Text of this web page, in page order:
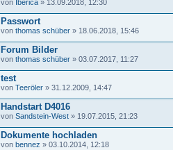
von Iberica » 13.09.2018, 12:30
Passwort
von thomas schüber » 18.06.2018, 15:46
Forum Bilder
von thomas schüber » 03.07.2017, 11:27
test
von Teeröler » 31.12.2009, 14:47
Handstart D4016
von Sandstein-West » 19.07.2015, 21:23
Dokumente hochladen
von bennez » 03.10.2014, 12:18